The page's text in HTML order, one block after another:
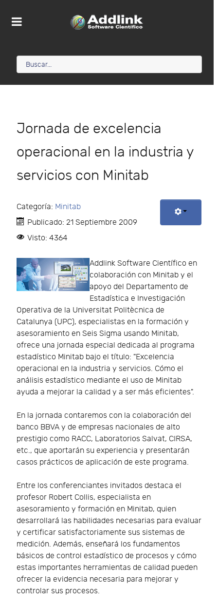
Jornada de excelencia
operacional en la industria y
servicios con Minitab
Categoría: Minitab
Publicado: 21 Septiembre 2009
Visto: 4364
Addlink Software Científico en
colaboración con Minitab y el
apoyo del Departamento de
Estadística e Investigación
Operativa de la Universitat Politècnica de
Catalunya (UPC), especialistas en la formación y
asesoramiento en Seis Sigma usando Minitab,
ofrece una jornada especial dedicada al programa
estadístico Minitab bajo el título: "Excelencia
operacional en la industria y servicios. Cómo el
análisis estadístico mediante el uso de Minitab
ayuda a mejorar la calidad y a ser más eficientes".
En la jornada contaremos con la colaboración del
banco BBVA y de empresas nacionales de alto
prestigio como RACC, Laboratorios Salvat, CIRSA,
etc., que aportarán su experiencia y presentarán
casos prácticos de aplicación de este programa.
Entre los conferenciantes invitados destaca el
profesor Robert Collis, especialista en
asesoramiento y formación en Minitab, quien
desarrollará las habilidades necesarias para evaluar
y certificar satisfactoriamente sus sistemas de
medición. Además, enseñará los fundamentos
básicos de control estadístico de procesos y cómo
estas importantes herramientas de calidad pueden
ofrecer la evidencia necesaria para mejorar y
controlar sus procesos.